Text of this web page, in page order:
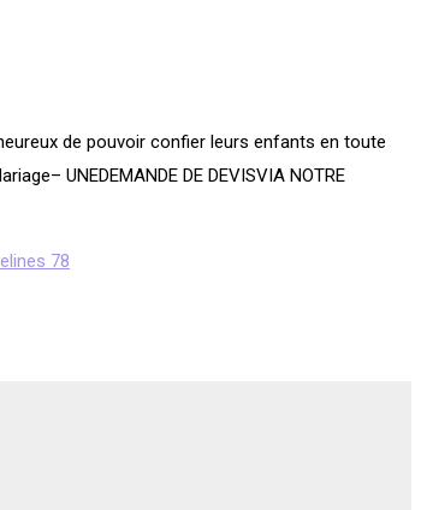
de pouvoir confier leurs enfants en toute
UNEDEMANDE DE DEVISVIA NOTRE
78